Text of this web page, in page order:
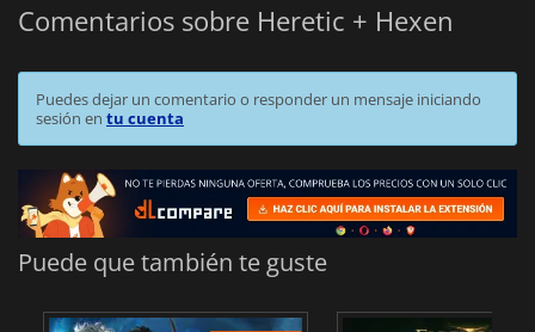
Comentarios sobre Heretic + Hexen
Puedes dejar un comentario o responder un mensaje iniciando
sesión en tu cuenta
Puede que también te guste